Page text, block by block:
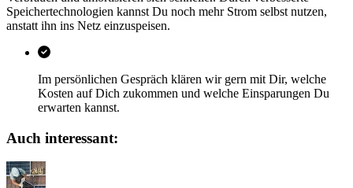
Speichertechnologien kannst Du noch mehr Strom selbst nutzen,
anstatt ihn ins Netz einzuspeisen.
Im persönlichen Gespräch klären wir gern mit Dir, welche
Kosten auf Dich zukommen und welche Einsparungen Du
erwarten kannst.
Auch interessant: